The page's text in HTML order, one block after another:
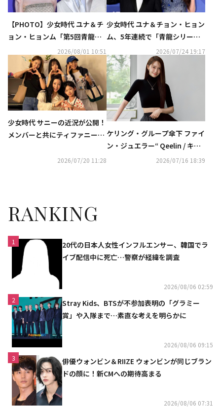
【PHOTO】少女時代 ユナ＆チ
ョン・ヒョンム「第5回青龍シ
リーズアワード」レッドカーペ
ットに登場
2026/08/01 10:51
少女時代 ユナ＆チョン・ヒョン
ム、5年連続で「青龍シリーズ
アワード」MCに抜擢！2026/07/24 19:17
少女時代 サニーの近況が公開！
メンバーと共にティファニー出
らぬ友情アピール2026/07/20 11:28
ケリング・グループ傘下 ファイ
ン・ジュエラー“ Qeelin / キー
リン ” グローバル ブランド ア
2026/07/16 18:39
RANKING
1
20代の日本人女性インフルエンサー、韓国でラ
イブ配信中に死亡…警察が経緯を調査
2026/08/06 02:59
2
Stray Kids、BTSが不参加表明の「グラミー
賞」や入隊まで…素直な考えを明らかに
2026/08/06 09:15
3
俳優ウォンビン＆RIIZE ウォンビンが同じブラン
ドの顔に！新CMへの期待高まる
2026/08/06 07:31